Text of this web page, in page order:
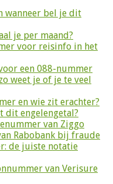
wanneer bel je dit
je per maand?
voor reisinfo in het
een 088-nummer
weet je of je te veel
en wie zit erachter?
dit engelengetal?
van Ziggo
Rabobank bij fraude
de juiste notatie
van Verisure